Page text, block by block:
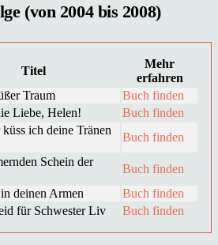
(von 2004 bis 2008)
Titel
Mehr
erfahren
Traum
Buch finden
Liebe, Helen!
Buch finden
ich deine Tränen
Buch finden
Schein der
Buch finden
deinen Armen
Buch finden
für Schwester Liv Buch finden